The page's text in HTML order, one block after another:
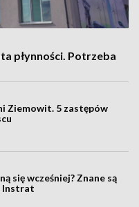
płynności. Potrzeba
Ziemowit. 5 zastępów
się wcześniej? Znane są
Instrat